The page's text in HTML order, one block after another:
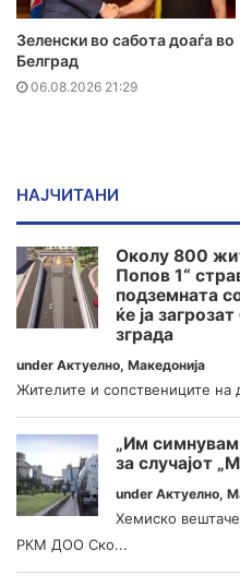
Зеленски во сабота доаѓа во
Белград
06.08.2026 21:29
НАЈЧИТАНИ
Околу 800
Попов 1“
подземната
ќе ја
зграда
under Актуелно, Македонија
Жителите и сопствениците на
„Им
за случајот
under Актуелно,
Хемиско
РКМ ДОО Ско...